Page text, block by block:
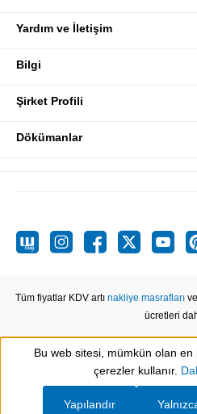
Yardım ve İletişim
Bilgi
Şirket Profili
Dökümanlar
Tüm fiyatlar KDV artı nakliye masrafları
ücretleri
Show toolbar
Bu web sitesi, mümkün olan
çerezler kullanır.
Yapılandır